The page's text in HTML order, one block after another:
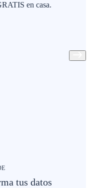
en casa.
tus datos